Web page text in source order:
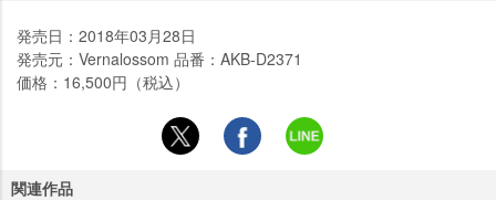
発売日：2018年03月28日
発売元：Vernalossom 品番：AKB-D2371
価格：16,500円（税込）
関連作品